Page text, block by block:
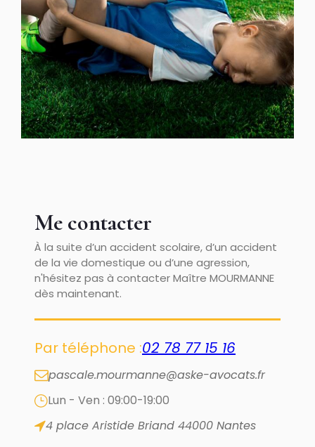
Me contacter
À la suite d’un accident scolaire, d’un accident
de la vie domestique ou d’une agression,
n'hésitez pas à contacter Maître MOURMANNE
dès maintenant.
Par téléphone :02 78 77 15 16
pascale.mourmanne@aske-avocats.fr
Lun - Ven : 09:00-19:00
4 place Aristide Briand44000 Nantes